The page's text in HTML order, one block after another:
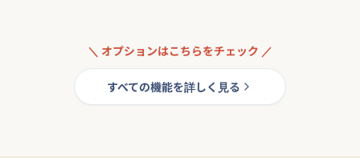
＼ オプションはこちらをチェック ／
すべての機能を詳しく見る